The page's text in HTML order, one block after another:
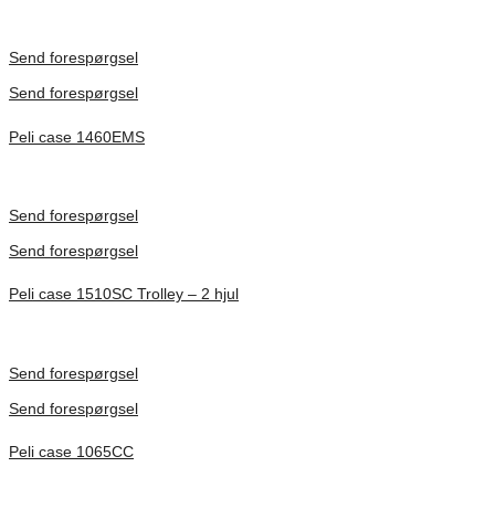
Send forespørgsel
Send forespørgsel
Peli case 1460EMS
Send forespørgsel
Send forespørgsel
Peli case 1510SC Trolley – 2 hjul
Send forespørgsel
Send forespørgsel
Peli case 1065CC